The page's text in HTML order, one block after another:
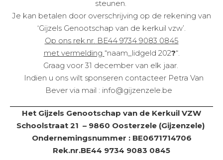
steunen.
Je kan betalen door overschrijving op de rekening van
‘Gijzels Genootschap van de kerkuil vzw’.
Op ons rek.nr. BE44 9734 9083 0845
met vermelding “naam_lidgeld 202?“.
Graag voor 31 december van elk jaar.
Indien u ons wilt sponseren contacteer Petra Van
Bever via mail : info@gijzenzele.be
Het Gijzels Genootschap van de Kerkuil VZW
Schoolstraat 21 – 9860 Oosterzele (Gijzenzele)
Ondernemingsnummer : BE0671714706
Rek.nr.BE44 9734 9083 0845